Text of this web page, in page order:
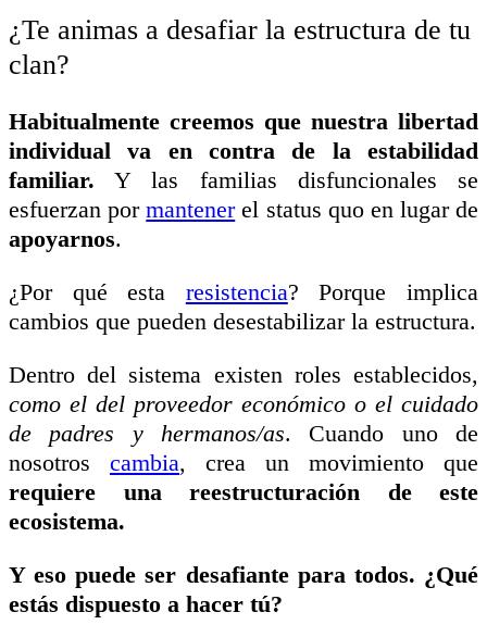
¿Te animas a desafiar la estructura de tu
clan?
Habitualmente creemos que nuestra libertad
individual va en contra de la estabilidad
familiar. Y las familias disfuncionales se
esfuerzan pormantenerel status quo en lugar de
apoyarnos.
¿Por qué esta resistencia? Porque implica
cambios que pueden desestabilizar la estructura.
Dentro del sistema existen roles establecidos,
como el del proveedor económico o el cuidado
de padres y hermanos/as. Cuando uno de
nosotros cambia, crea un movimiento que
requiere una reestructuración de este
ecosistema.
Y eso puede ser desafiante para todos. ¿Qué
estás dispuesto a hacer tú?